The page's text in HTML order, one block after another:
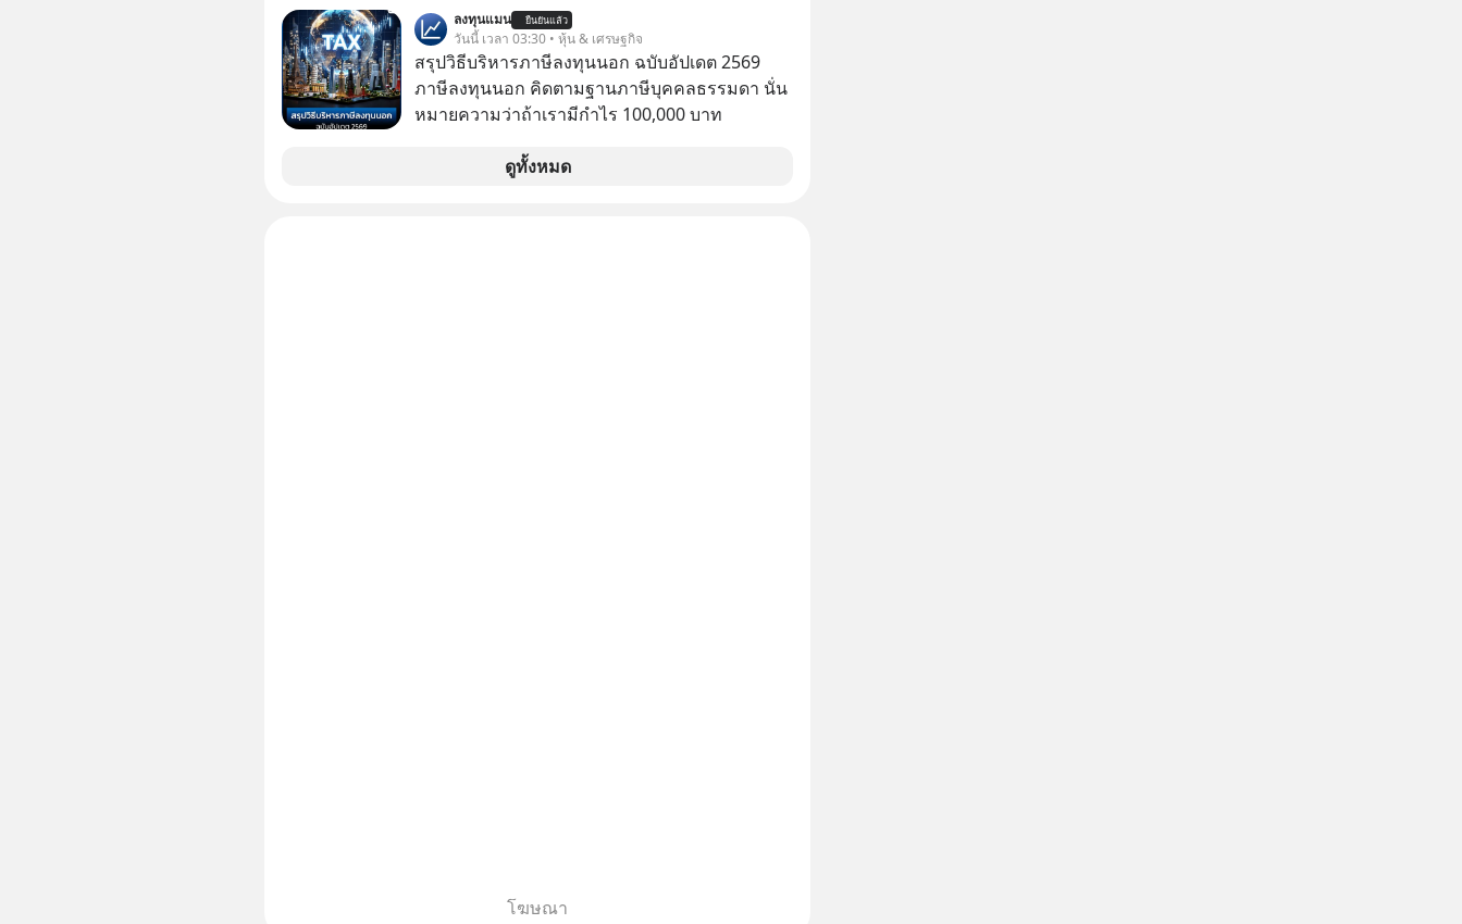
เพราะนอกจากจะช่วยลดหย่อนภาษีได้แล้ว ยังเป็น
โอกาสในการสร้างความมั่งคั่งระยะยาว แต่น้อยคน
นักที่จะลงลึกว่า ถ้าลงทุนใน RMF ควรรู้ อะไรบ้าง
ควรดู ตรงไหน ทำอย่างไร ถึงจะดีกับเรา แล้วเรา
ต่อได้จริง ๆ ลงทุนแมนจะเล่าให้ฟัง
ลงทุนแมน ยืนยันแล้ว
วันนี้ เวลา 03:30 • หุ้น & เศรษฐกิจ
สรุปวิธีบริหารภาษีลงทุนนอก ฉบับอัปเดต 2569
ภาษีลงทุนนอก คิดตามฐานภาษีบุคคลธรรมดา นั่น
หมายความว่าถ้าเรามีกำไร 100,000 บาท
ดูทั้งหมด
โฆษณา